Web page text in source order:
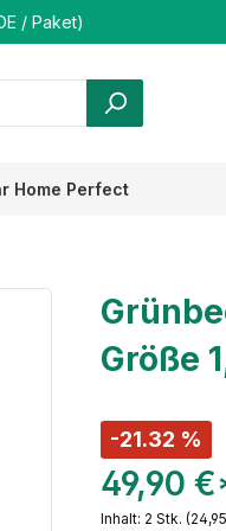
/ Paket)
Home Perfect
Größe
-21.32 %
49,90
Inhalt: 2 Stk.